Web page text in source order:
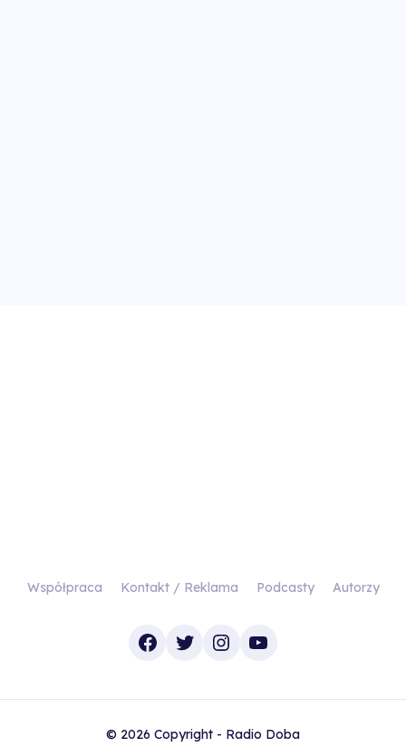
Współpraca Kontakt / Reklama Podcasty Autorzy
Facebook
TwitterInstagram
YouTube
© 2026 Copyright - Radio Doba